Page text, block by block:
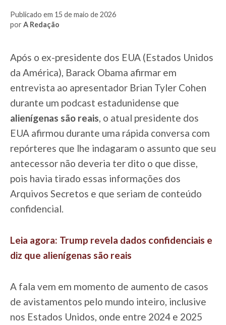
Publicado em 15 de maio de 2026
por A Redação
Após o ex-presidente dos EUA (Estados Unidos
da América), Barack Obama afirmar em
entrevista ao apresentador Brian Tyler Cohen
durante um podcast estadunidense que
alienígenas são reais, o atual presidente dos
EUA afirmou durante uma rápida conversa com
repórteres que lhe indagaram o assunto que seu
antecessor não deveria ter dito o que disse,
pois havia tirado essas informações dos
Arquivos Secretos e que seriam de conteúdo
confidencial.
Leia agora: Trump revela dados confidenciais e
diz que alienígenas são reais
A fala vem em momento de aumento de casos
de avistamentos pelo mundo inteiro, inclusive
nos Estados Unidos, onde entre 2024 e 2025